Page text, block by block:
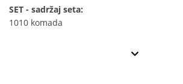
SET - sadržaj seta:
1010 komada